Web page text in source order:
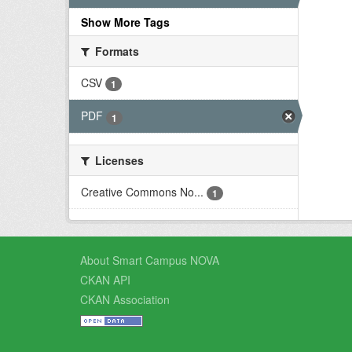
Show More Tags
Formats
CSV
1
PDF 1
Licenses
Creative Commons No...
1
About Smart Campus NOVA
CKAN API
CKAN Association